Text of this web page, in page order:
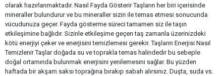
olarak hazırlanmaktadır. Nasıl Fayda Gösterir Taşların her biri içerisinde
mineraller bulundurur ve bu mineraller sizin ile temas etmesi sonucunda
vücudunuza geçer. Fayda gösterme süreci tamamen siz ile taşın
etkileşimine bağlıdır. Sizinle etkileşime geçen taş zamanla üzerinizdeki
kötü enerjiyi çeker ve enerjisini temizlemesi gerekir. Taşların Enerjisi Nasıl
Temizlenir Taşlar doğada su ve toprakla temas halindedir bu sebeple
doğal ortamında bulunmak enerjisini yenilemesini sağlar. Bu yüzden
haftada bir akşam saksı toprağına bırakıp sabah alırsınız. Duşta, suda vs.